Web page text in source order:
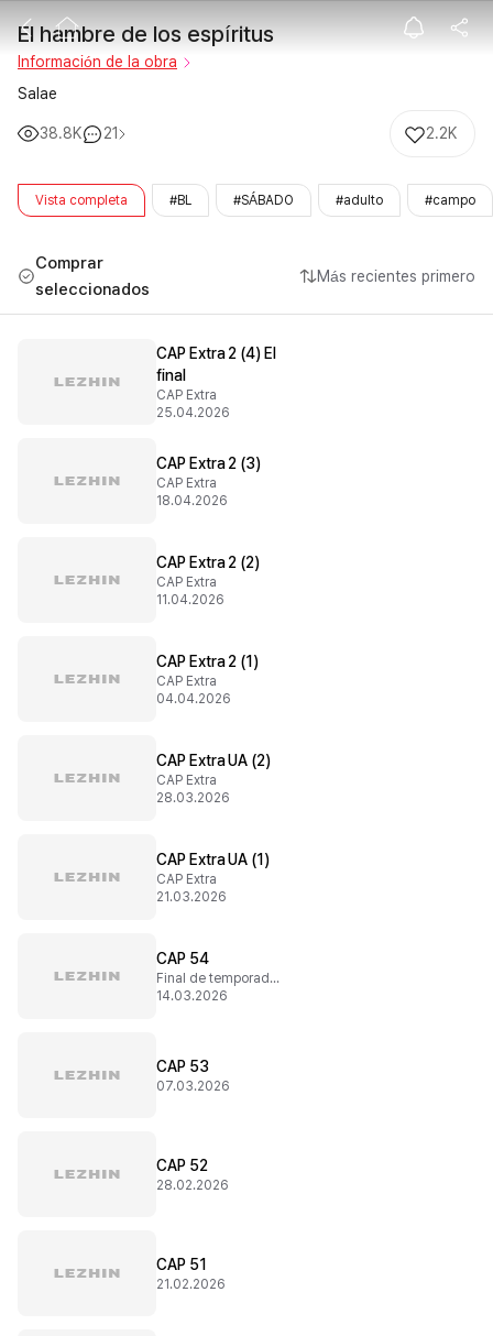
El hambre de
El hambre de los espíritus
Información de la obra
Salae
38.8K 21 2.2K
Vista completa #BL #SÁBADO #adulto #campo
Comprar
seleccionados
Más recientes primero
CAP Extra 2 (4) El
final
CAP Extra
25.04.2026
CAP Extra 2 (3)
CAP Extra
18.04.2026
CAP Extra 2 (2)
CAP Extra
11.04.2026
CAP Extra 2 (1)
CAP Extra
04.04.2026
CAP Extra UA (2)
CAP Extra
28.03.2026
CAP Extra UA (1)
CAP Extra
21.03.2026
CAP 54
Final de temporada 2
14.03.2026
CAP 53
07.03.2026
CAP 52
28.02.2026
CAP 51
21.02.2026